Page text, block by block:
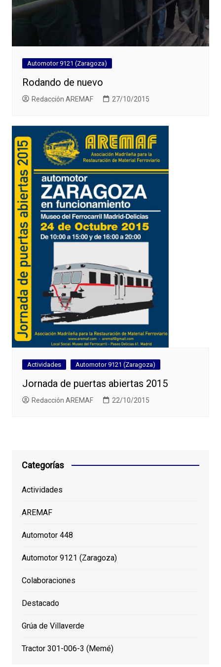
Automotor 9121 (Zaragoza)
Rodando de nuevo
Redacción AREMAF 27/10/2015
Actividades Automotor 9121 (Zaragoza)
Jornada de puertas abiertas 2015
Redacción AREMAF 22/10/2015
Categorías
Actividades
AREMAF
Automotor 448
Automotor 9121 (Zaragoza)
Colaboraciones
Destacado
Grúa de Villaverde
Tractor 301-006-3 (Memé)